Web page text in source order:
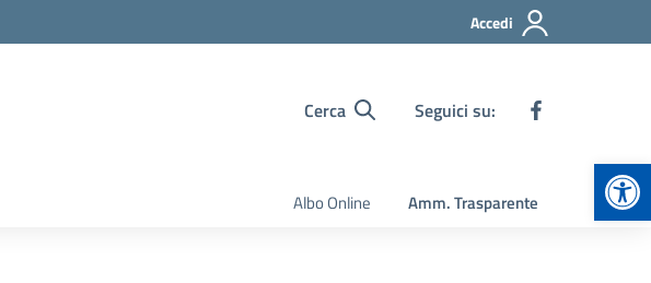
Accedi
Cerca Seguici su:
Albo Online Amm. Trasparente